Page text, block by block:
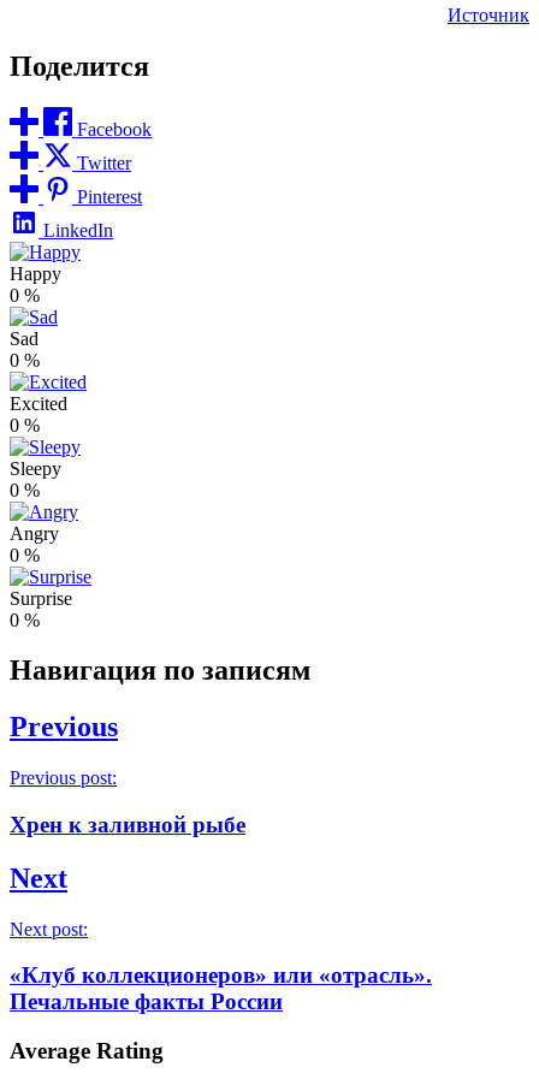
Источник
Поделится
Facebook
Twitter
Pinterest
LinkedIn
Happy
0 %
Sad
0 %
Excited
0 %
Sleepy
0 %
Angry
0 %
Surprise
0 %
Навигация по записям
Previous
Previous post:
Хрен к заливной рыбе
Next
Next post:
«Клуб коллекционеров» или «отрасль».
Печальные факты России
Average Rating